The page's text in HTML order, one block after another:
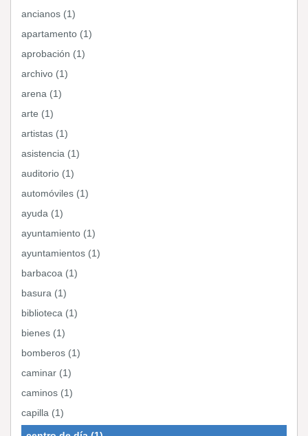
ancianos (1)
apartamento (1)
aprobación (1)
archivo (1)
arena (1)
arte (1)
artistas (1)
asistencia (1)
auditorio (1)
automóviles (1)
ayuda (1)
ayuntamiento (1)
ayuntamientos (1)
barbacoa (1)
basura (1)
biblioteca (1)
bienes (1)
bomberos (1)
caminar (1)
caminos (1)
capilla (1)